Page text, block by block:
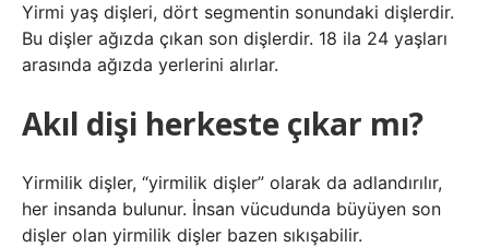
Yirmi yaş dişleri, dört segmentin sonundaki dişlerdir.
Bu dişler ağızda çıkan son dişlerdir. 18 ila 24 yaşları
arasında ağızda yerlerini alırlar.
Akıl dişi herkeste çıkar mı?
Yirmilik dişler, “yirmilik dişler” olarak da adlandırılır,
her insanda bulunur. İnsan vücudunda büyüyen son
dişler olan yirmilik dişler bazen sıkışabilir.